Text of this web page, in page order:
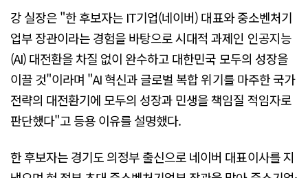
강 실장은 "한 후보자는 IT기업(네이버) 대표와 중소벤처기
업부 장관이라는 경험을 바탕으로 시대적 과제인 인공지능
(AI) 대전환을 차질 없이 완수하고 대한민국 모두의 성장을
이끌 것"이라며 "AI 혁신과 글로벌 복합 위기를 마주한 국가
전략의 대전환기에 모두의 성장과 민생을 책임질 적임자로
판단했다"고 등용 이유를 설명했다.
한 후보자는 경기도 의정부 출신으로 네이버 대표이사를 지